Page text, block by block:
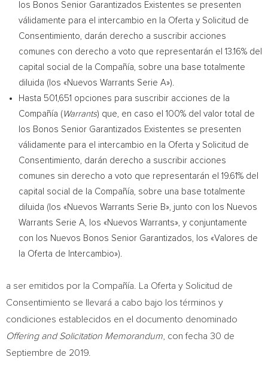
los Bonos Senior Garantizados Existentes se presenten
válidamente para el intercambio en la Oferta y Solicitud de
Consentimiento, darán derecho a suscribir acciones
comunes con derecho a voto que representarán el 13.16% del
capital social de la Compañía, sobre una base totalmente
diluida (los «Nuevos Warrants Serie A»).
Hasta 501,651 opciones para suscribir acciones de la
Compañía ( Warrants) que, en caso el 100% del valor total de
los Bonos Senior Garantizados Existentes se presenten
válidamente para el intercambio en la Oferta y Solicitud de
Consentimiento, darán derecho a suscribir acciones
comunes sin derecho a voto que representarán el 19.61% del
capital social de la Compañía, sobre una base totalmente
diluida (los «Nuevos Warrants Serie B», junto con los Nuevos
Warrants Serie A, los «Nuevos Warrants», y conjuntamente
con los Nuevos Bonos Senior Garantizados, los «Valores de
la Oferta de Intercambio»).
a ser emitidos por la Compañía. La Oferta y Solicitud de
Consentimiento se llevará a cabo bajo los términos y
condiciones establecidos en el documento denominado
Offering and Solicitation Memorandum , con fecha 30 de
Septiembre de 2019.